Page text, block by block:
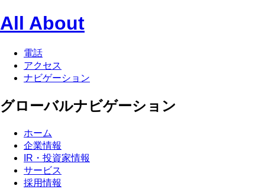
All About
電話
アクセス
ナビゲーション
グローバルナビゲーション
ホーム
企業情報
IR・投資家情報
サービス
採用情報